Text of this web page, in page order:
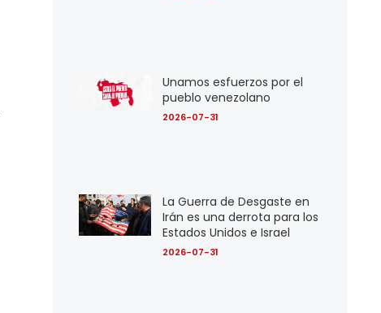
Unamos esfuerzos por el
pueblo venezolano
2026-07-31
La Guerra de Desgaste en
Irán es una derrota para los
Estados Unidos e Israel
2026-07-31